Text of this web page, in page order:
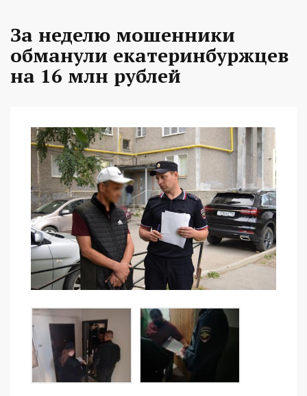
За неделю мошенники
обманули екатеринбуржцев
на 16 млн рублей